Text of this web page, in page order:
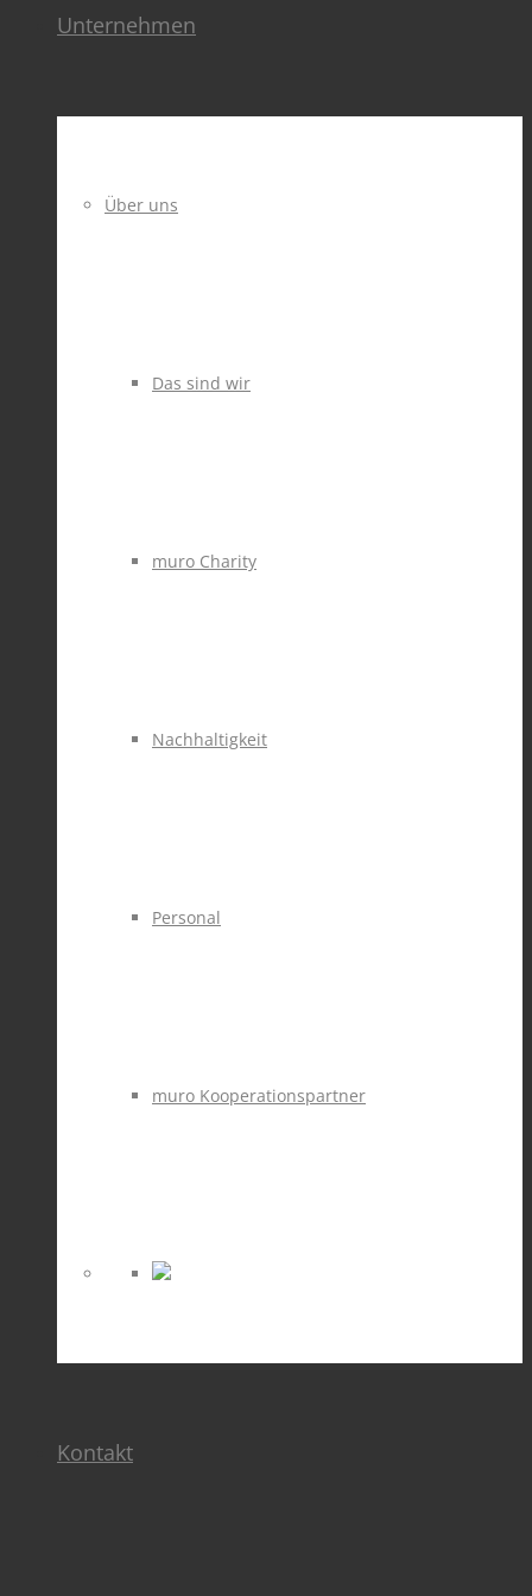
Unternehmen
Über uns
Das sind wir
muro Charity
Nachhaltigkeit
Personal
muro Kooperationspartner
Kontakt